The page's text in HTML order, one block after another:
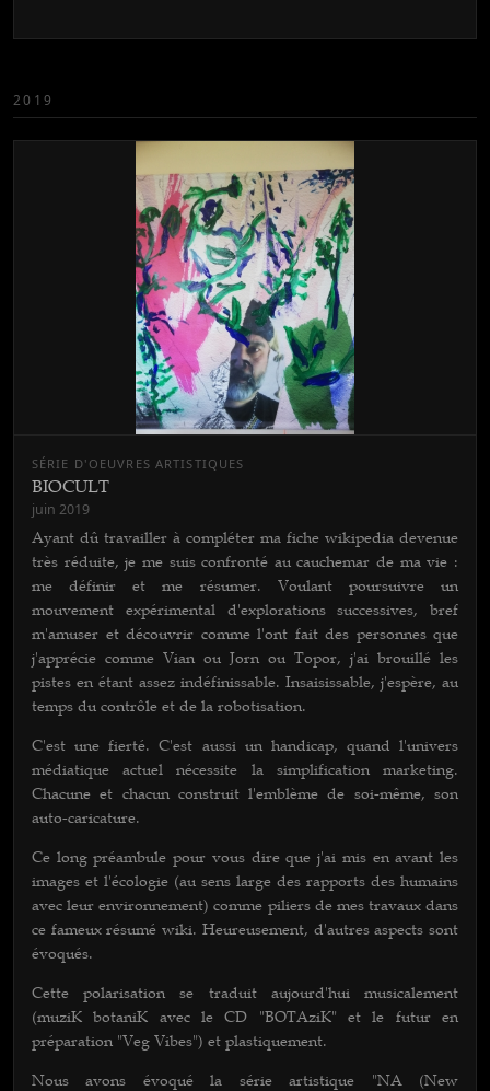
2019
SÉRIE D'OEUVRES ARTISTIQUES
BIOCULT
juin 2019
Ayant dû travailler à compléter ma fiche wikipedia devenue
très réduite, je me suis confronté au cauchemar de ma vie :
me définir et me résumer. Voulant poursuivre un
mouvement expérimental d'explorations successives, bref
m'amuser et découvrir comme l'ont fait des personnes que
j'apprécie comme Vian ou Jorn ou Topor, j'ai brouillé les
pistes en étant assez indéfinissable. Insaisissable, j'espère, au
temps du contrôle et de la robotisation.
C'est une fierté. C'est aussi un handicap, quand l'univers
médiatique actuel nécessite la simplification marketing.
Chacune et chacun construit l'emblème de soi-même, son
auto-caricature.
Ce long préambule pour vous dire que j'ai mis en avant les
images et l'écologie (au sens large des rapports des humains
avec leur environnement) comme piliers de mes travaux dans
ce fameux résumé wiki. Heureusement, d'autres aspects sont
évoqués.
Cette polarisation se traduit aujourd'hui musicalement
(muziK botaniK avec le CD "BOTAziK" et le futur en
préparation "Veg Vibes") et plastiquement.
Nous avons évoqué la série artistique "NA (New